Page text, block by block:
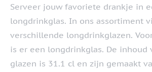
Serveer jouw favoriete drankje in
longdrinkglas. In ons assortiment
verschillende longdrinkglazen.
is er een longdrinkglas. De inhoud
glazen is 31.1 cl en zijn gemaakt